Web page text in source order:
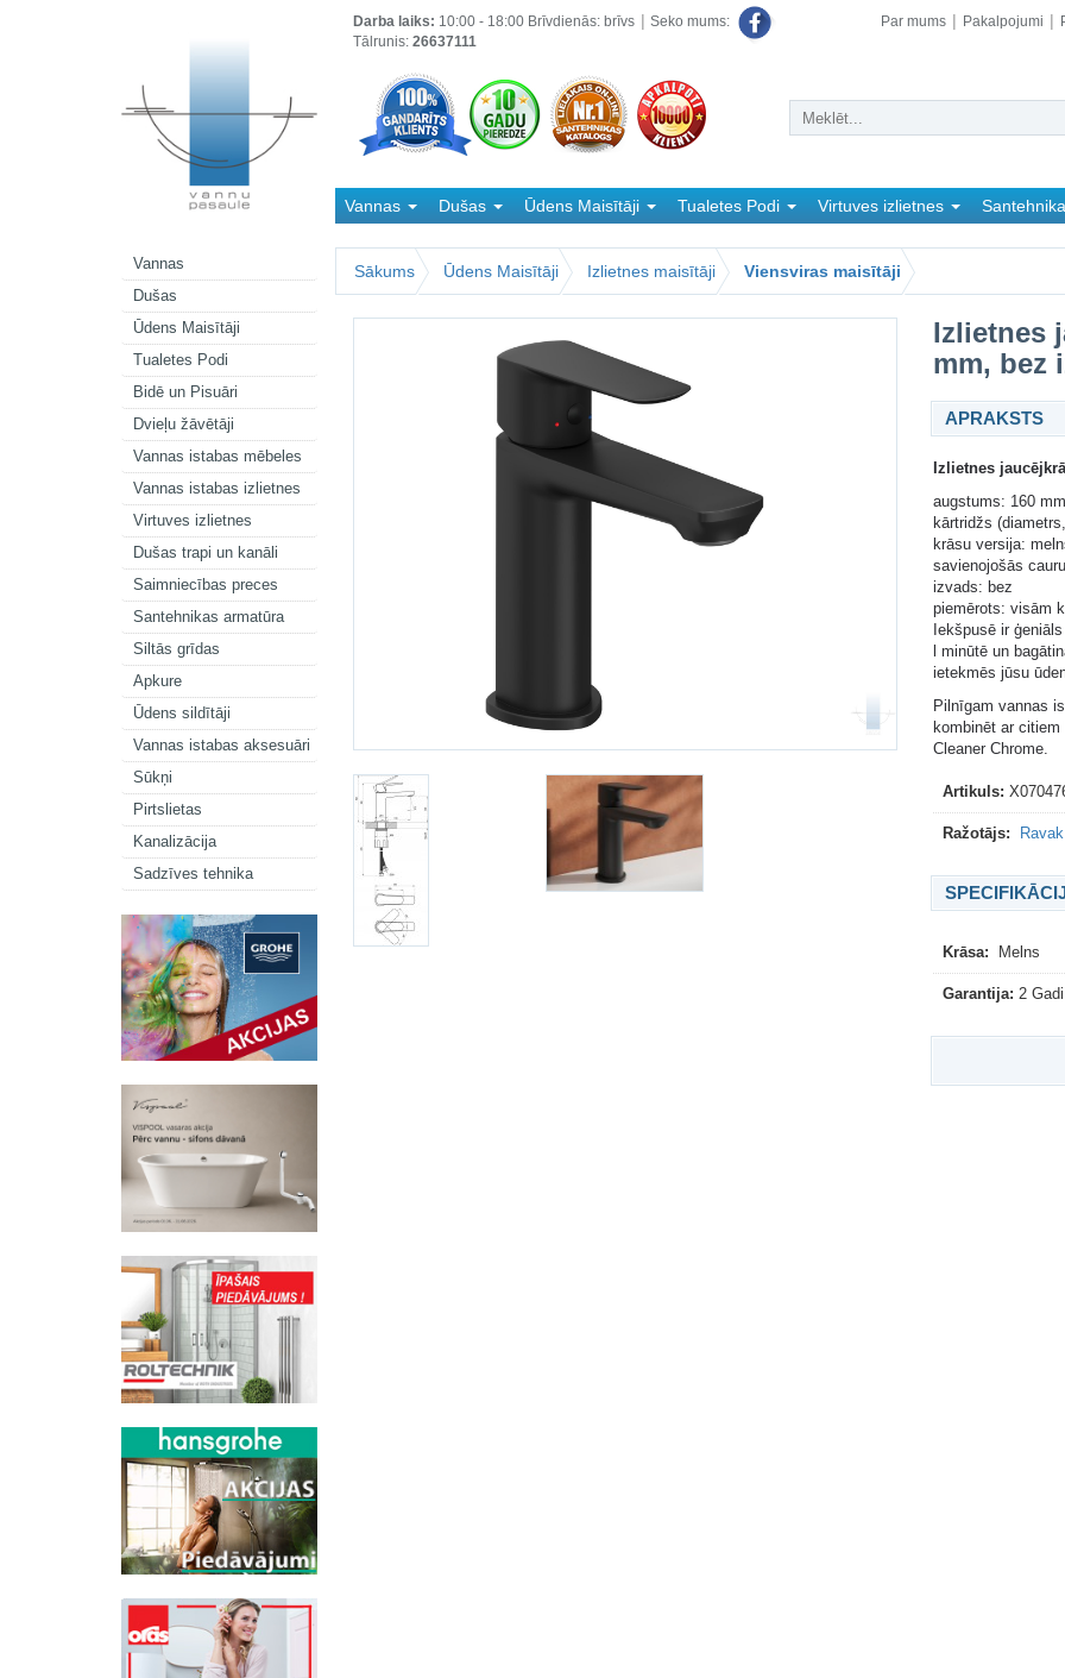
Vannas
Dušas
Ūdens Maisītāji
Tualetes Podi
Bidē un Pisuāri
Dvieļu žāvētāji
Vannas istabas mēbeles
Vannas istabas izlietnes
Virtuves izlietnes
Dušas trapi un kanāli
Saimniecības preces
Santehnikas armatūra
Siltās grīdas
Apkure
Ūdens sildītāji
Vannas istabas aksesuāri
Sūkņi
Pirtslietas
Kanalizācija
Sadzīves tehnika
Darba laiks: 10:00 - 18:00 Brīvdienās: brīvs
Tālrunis: 26637111
Seko mums: Par mums Pakalpojumi
Vannas Dušas Ūdens Maisītāji Tualetes Podi Virtuves izlietnes
Sākums
Ūdens Maisītāji Izlietnes maisītāji Viensviras maisītāji
Izlietnes
mm, bez
APRAKSTS
Izlietnes
augstums: 160 mm
kārtridžs
krāsu versija:
savienojošās
izvads: bez
piemērots: visām
Iekšpusē ir
l minūtē un
ietekmēs jūsu
Pilnīgam vannas
kombinēt ar
Cleaner Chrome.
Artikuls:
Ražotājs:
Krāsa: Melns
Garantija: 2 Gadi